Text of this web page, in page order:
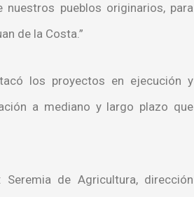
pueblos originarios, para
de la Costa.”
los proyectos en ejecución y
a mediano y largo plazo que
de Agricultura, dirección